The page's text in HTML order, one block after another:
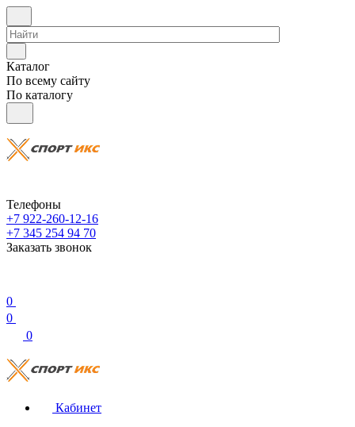
Каталог
По всему сайту
По каталогу
Телефоны
+7 922-260-12-16
+7 345 254 94 70
Заказать звонок
0
0
0
Кабинет